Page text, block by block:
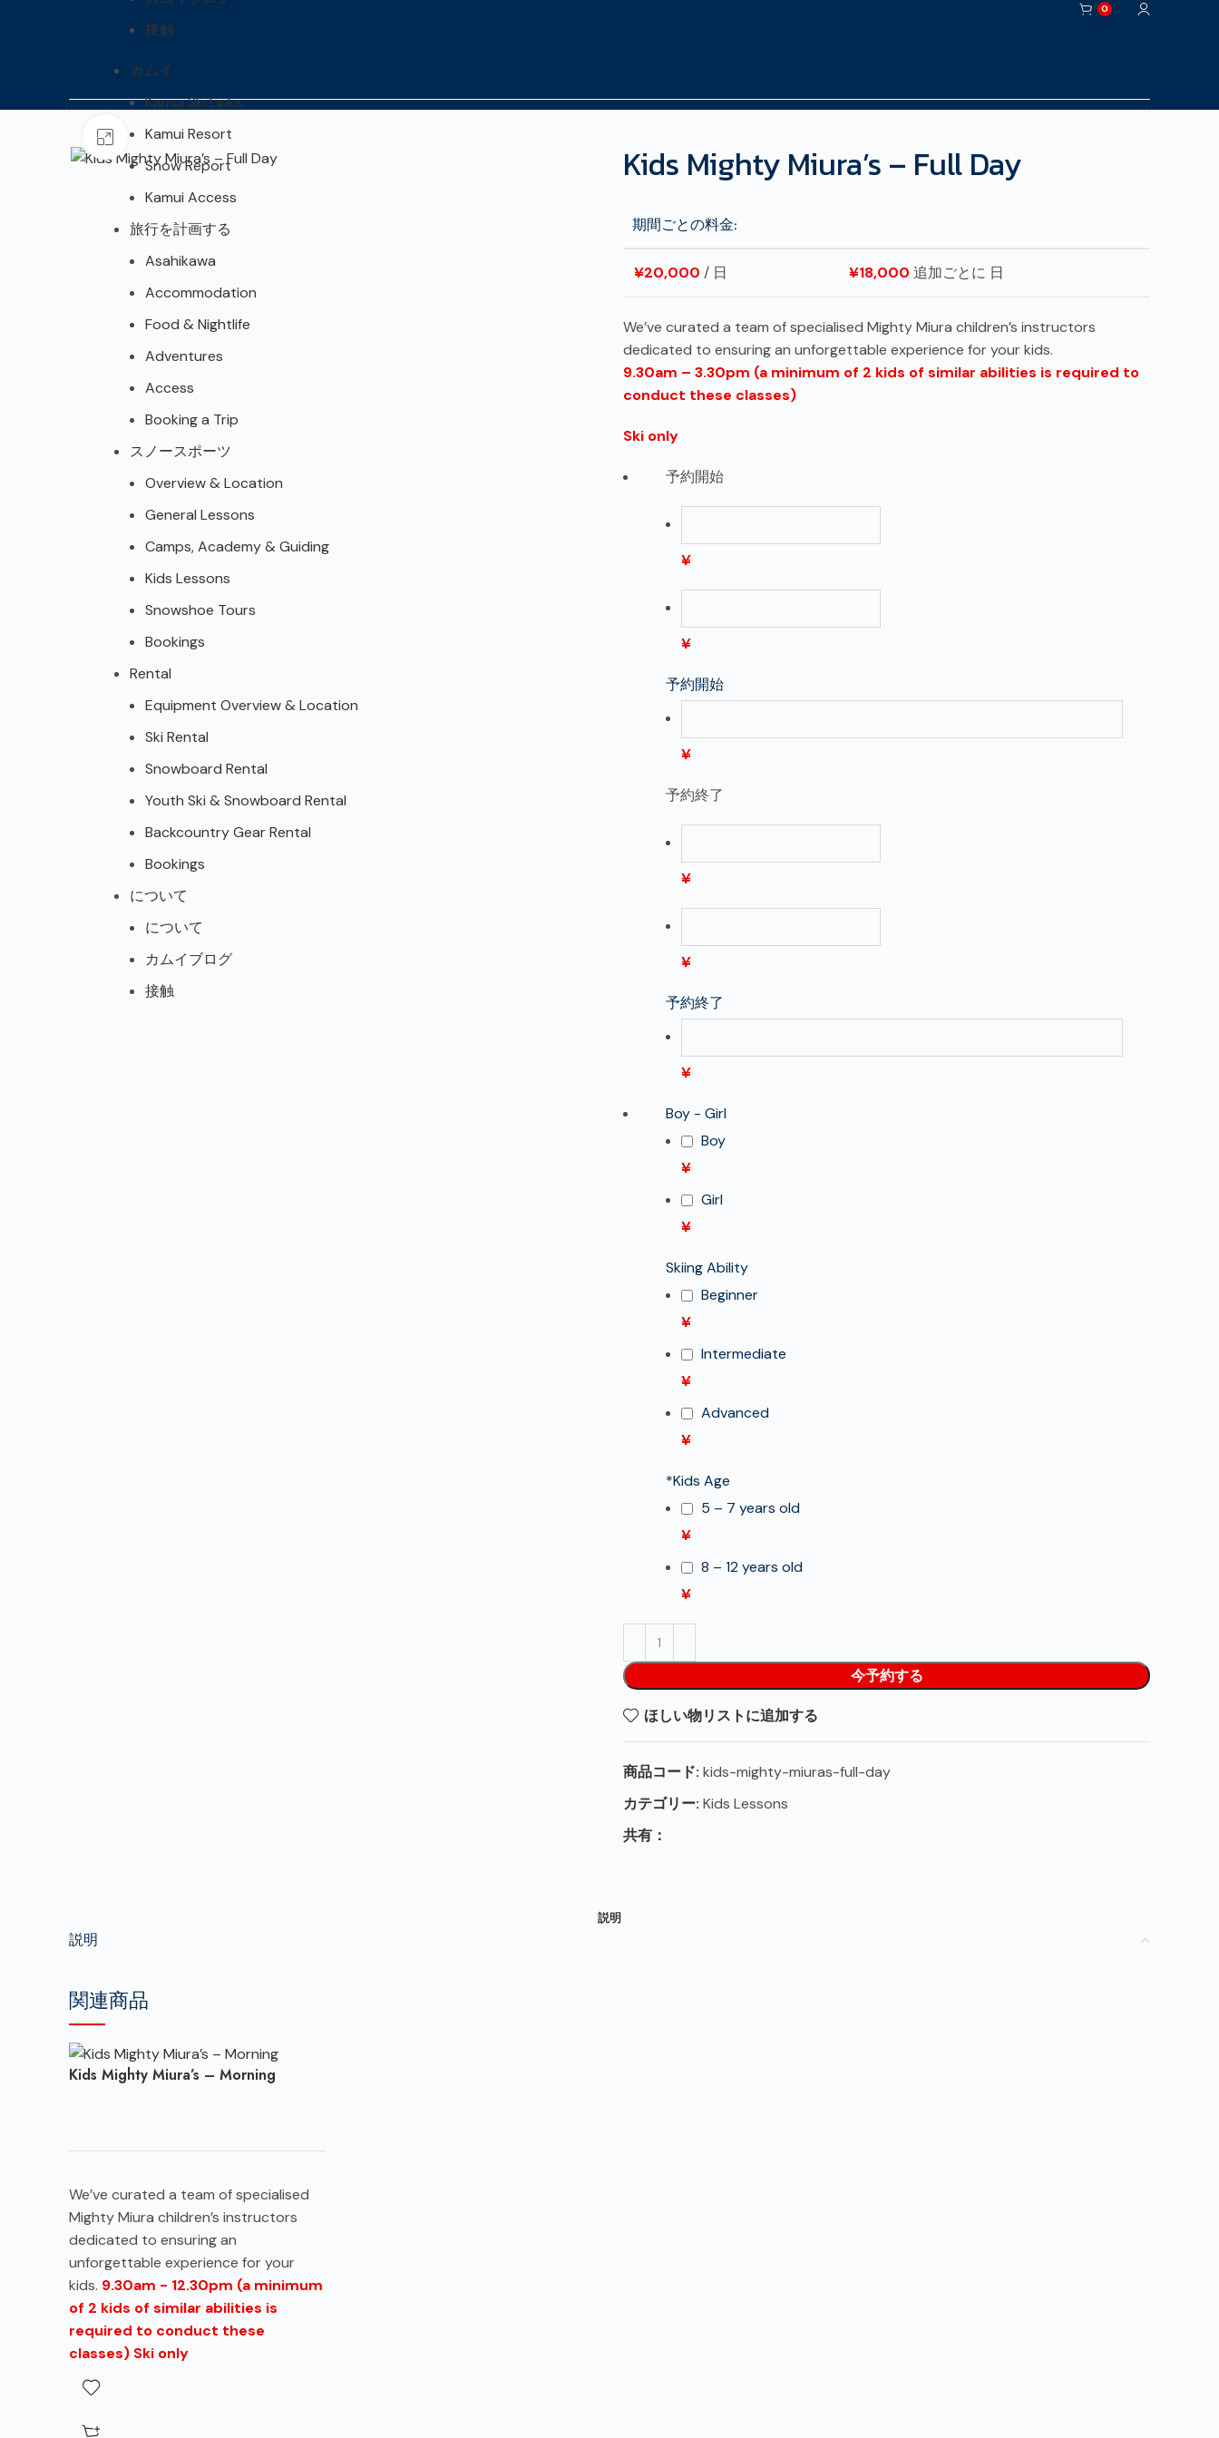
0
接触
カムイ
Kamui Ski Links
Kamui Resort
Snow Report
Kamui Access
旅行を計画する
Asahikawa
Accommodation
Food & Nightlife
Adventures
Access
Booking a Trip
スノースポーツ
Overview & Location
General Lessons
Camps, Academy & Guiding
Kids Lessons
Snowshoe Tours
Bookings
Rental
Equipment Overview & Location
Ski Rental
Snowboard Rental
Youth Ski & Snowboard Rental
Backcountry Gear Rental
Bookings
について
について
カムイブログ
接触
Click to enlarge
Kids Mighty Miura’s – Full Day
期間ごとの料金:
¥20,000 / 日 ¥18,000 追加ごとに 日
We’ve curated a team of specialised Mighty Miura children’s instructors
dedicated to ensuring an unforgettable experience for your kids.
9.30am – 3.30pm (a minimum of 2 kids of similar abilities is required to
conduct these classes)
Ski only
予約開始
¥
¥
予約開始
¥
予約終了
¥
¥
予約終了
¥
Boy - Girl
Boy
¥
Girl
¥
Skiing Ability
Beginner
¥
Intermediate
¥
Advanced
¥
*Kids Age
5 – 7 years old
¥
8 – 12 years old
¥
今予約する
ほしい物リストに追加する
商品コード: kids-mighty-miuras-full-day
カテゴリー: Kids Lessons
共有：
説明
説明
関連商品
Kids Mighty Miura’s – Morning
We’ve curated a team of specialised
Mighty Miura children’s instructors
dedicated to ensuring an
unforgettable experience for your
kids. 9.30am - 12.30pm (a minimum
of 2 kids of similar abilities is
required to conduct these
classes) Ski only